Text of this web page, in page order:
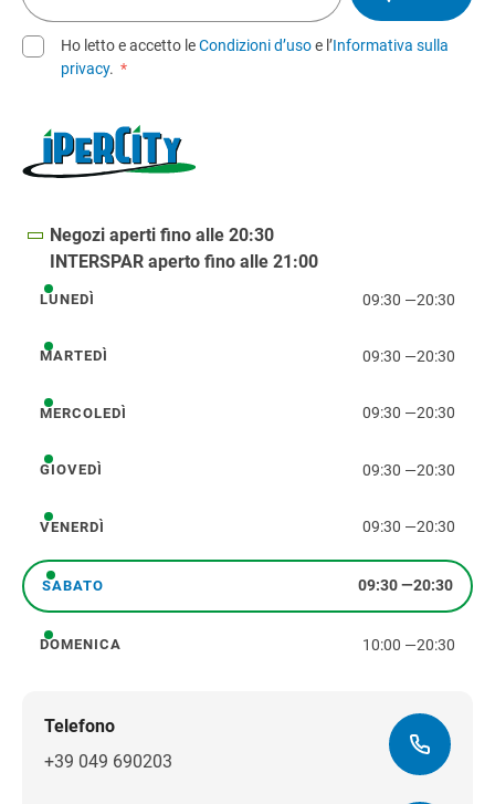
Ho letto e accetto leCondizioni d’usoe l’Informativa sulla
privacy. *
Negozi aperti fino alle 20:30
INTERSPAR aperto fino alle 21:00
lunedì
LUNEDÌ 09:30 —20:30
martedì
MARTEDÌ 09:30 —20:30
mercoledì
MERCOLEDÌ 09:30 —20:30
giovedì
GIOVEDÌ 09:30 —20:30
venerdì
VENERDÌ 09:30 —20:30
sabato
SABATO 09:30—20:30
domenica
DOMENICA 10:00 —20:30
Telefono
+39 049 690203